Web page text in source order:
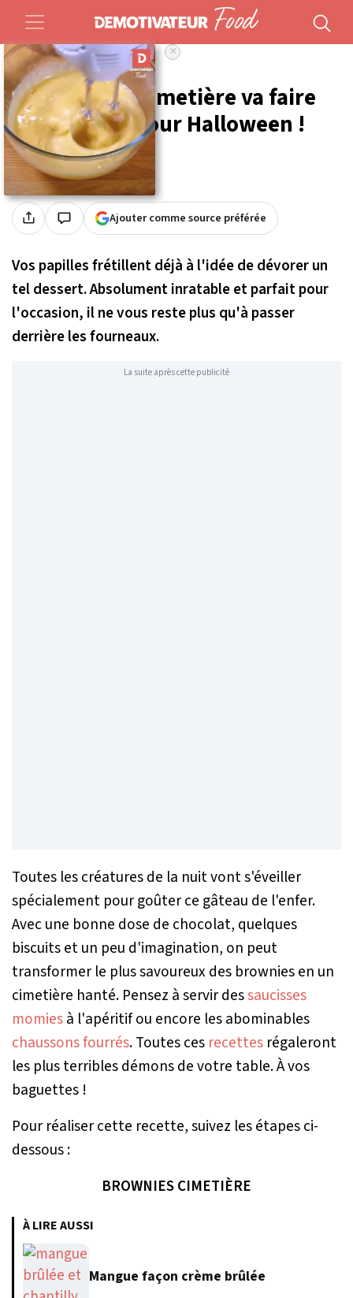
Accueil Food Recettes
Ce brownies cimetière va faire
un malheur pour Halloween !
ParCynthia Aldeguer
Publié le 30/10/2020 à 17h27
Ajouter comme source préférée
×
Vos papilles frétillent déjà à l'idée de dévorer un
tel dessert. Absolument inratable et parfait pour
l'occasion, il ne vous reste plus qu'à passer
derrière les fourneaux.
La suite après cette publicité
Toutes les créatures de la nuit vont s'éveiller
spécialement pour goûter ce gâteau de l'enfer.
Avec une bonne dose de chocolat, quelques
biscuits et un peu d'imagination, on peut
transformer le plus savoureux des brownies en un
cimetière hanté. Pensez à servir dessaucisses
momiesà l'apéritif ou encore les abominables
chaussons fourrés. Toutes ces recettes régaleront
les plus terribles démons de votre table. À vos
baguettes !
Pour réaliser cette recette, suivez les étapes ci-
dessous :
BROWNIES CIMETIÈRE
À LIRE AUSSI
Mangue façon crème brûlée